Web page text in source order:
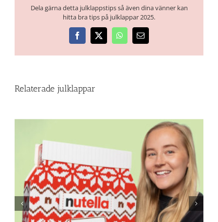
Dela gärna detta julklappstips så även dina vänner kan
hitta bra tips på julklappar 2025.
Facebook
X WhatsApp
E-
Relaterade julklappar